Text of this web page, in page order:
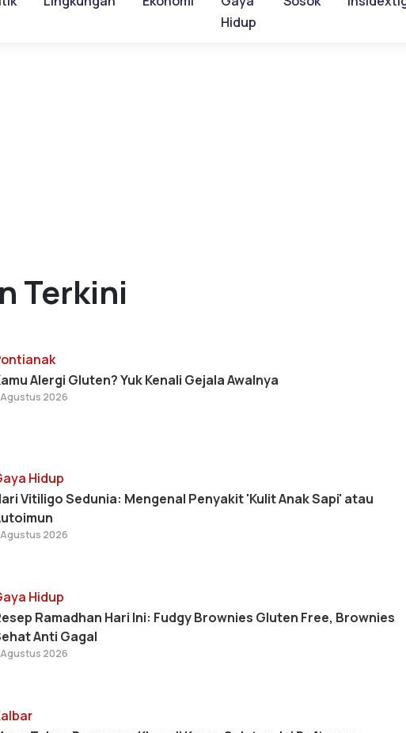
Hidup
Terkini
Alergi Gluten? Yuk Kenali Gejala Awalnya
Agustus 2026
Hidup
Vitiligo Sedunia: Mengenal Penyakit 'Kulit Anak Sapi' atau
Agustus 2026
Hidup
Ramadhan Hari Ini: Fudgy Brownies Gluten Free, Brownies
Anti Gagal
Agustus 2026